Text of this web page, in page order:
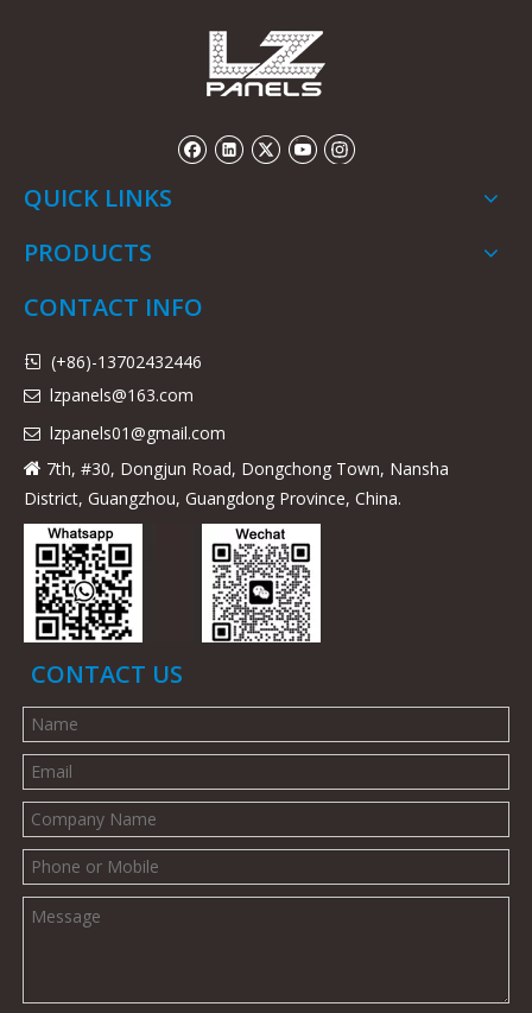
QUICK LINKS
PRODUCTS
CONTACT INFO
 (+86)-13702432446
 lzpanels@163.com
 lzpanels01@gmail.com
 7th, #30, Dongjun Road, Dongchong Town, Nansha
District, Guangzhou, Guangdong Province, China.
CONTACT US